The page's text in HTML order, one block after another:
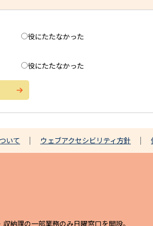
役にたたなかった
役にたたなかった
いて ウェブアクセシビリティ方針
納課の一部業務のみ日曜窓口を開設。